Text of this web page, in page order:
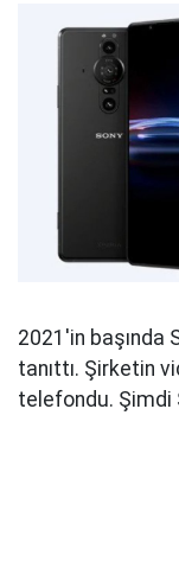
2021'in başında
tanıttı. Şirketin
telefondu. Şimdi